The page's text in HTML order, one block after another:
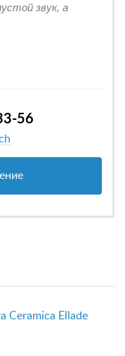
56
звук, а
Ceramica Ellade